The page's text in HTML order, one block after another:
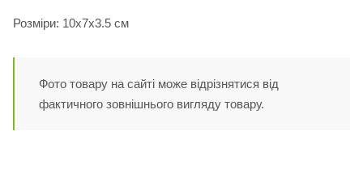
Розміри: 10х7х3.5 см
Фото товару на сайті може відрізнятися від
фактичного зовнішнього вигляду товару.